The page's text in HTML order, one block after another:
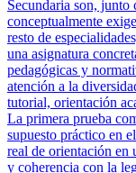
Secundaria son, junto
conceptualmente
resto de
una asignatura
pedagógicas y
atención a la
tutorial, orientación
La primera prueba
supuesto práctico en
real de orientación en
y coherencia con la